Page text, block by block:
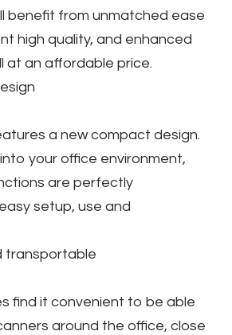
benefit from unmatched ease
high quality, and enhanced
an affordable price.
a new compact design.
your office environment,
are perfectly
setup, use and
transportable
find it convenient to be able
around the office, close